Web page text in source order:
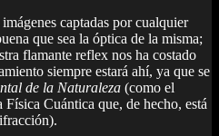
captadas por cualquier
que sea la óptica de la misma;
flamante reflex nos ha costado
siempre estará ahí, ya que se
de la Naturaleza (como el
Cuántica que, de hecho, está